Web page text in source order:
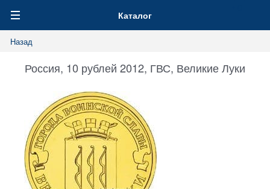
Каталог
Назад
Россия, 10 рублей 2012, ГВС, Великие Луки